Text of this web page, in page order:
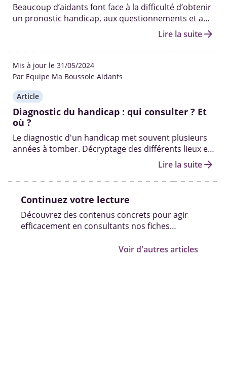
Beaucoup d’aidants font face à la difficulté d’obtenir
un pronostic handicap, aux questionnements et au
Lire la suitearrow_forward
Mis à jour le 31/05/2024
Par Equipe Ma Boussole Aidants
Article
Diagnostic du handicap : qui consulter ? Et
où ?
Le diagnostic d'un handicap met souvent plusieurs
années à tomber. Décryptage des différents lieux et
professionnels pour diagnostiquer un handicap.
Lire la suitearrow_forward
Continuez votre lecture
Découvrez des contenus concrets pour agir
efficacement en consultants nos fiches
Voir d'autres articles